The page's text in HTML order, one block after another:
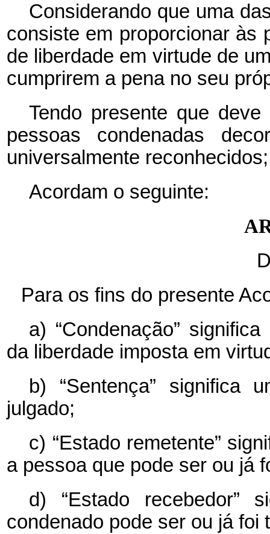
Considerando que uma
consiste em proporcionar às
de liberdade em virtude de
cumprirem a pena no seu
Tendo presente que
pessoas condenadas
universalmente reconhecidos;
Acordam o seguinte:
Para os fins do presente
a) “Condenação”
da liberdade imposta em
b) “Sentença” significa
julgado;
c) “Estado remetente”
a pessoa que pode ser ou já
d) “Estado
condenado pode ser ou já foi